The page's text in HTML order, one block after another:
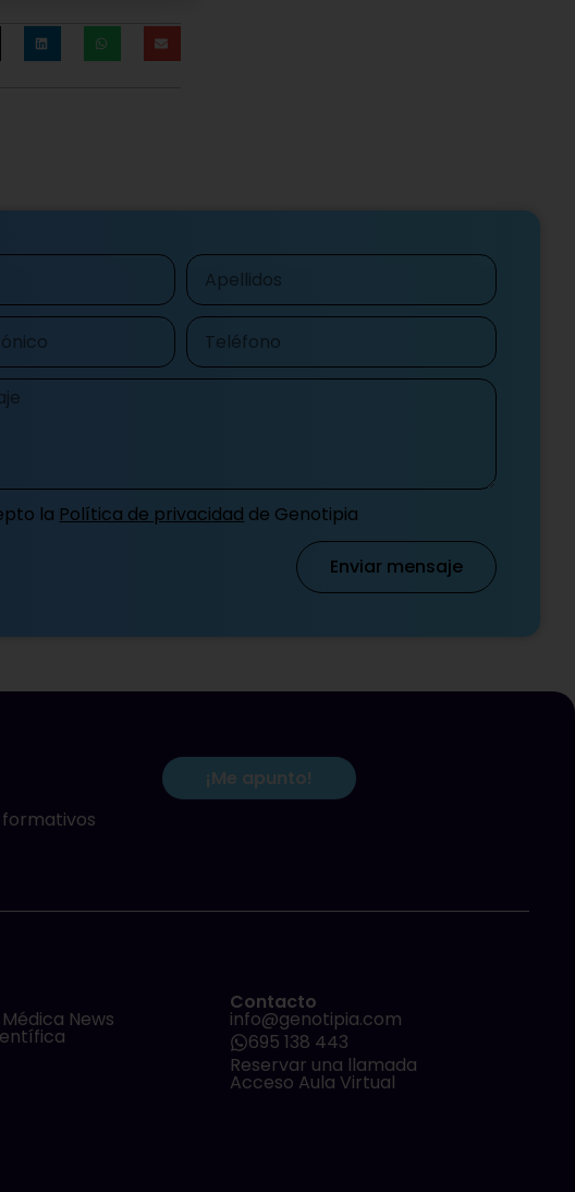
Apellidos
Teléfono
la Política de privacidad de Genotipia
Enviar mensaje
¡Me apunto!
News
Contacto
info@genotipia.com
695 138 443
Reservar una llamada
Acceso Aula Virtual